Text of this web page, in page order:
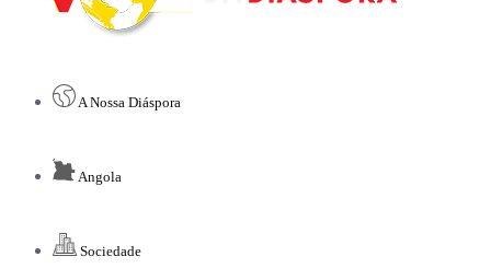
A Nossa Diáspora
Angola
Sociedade